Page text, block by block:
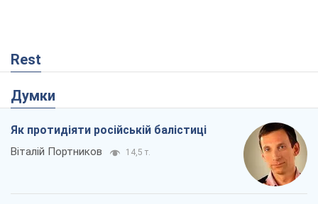
Rest
Думки
Як протидіяти російській балістиці
Віталій Портников 14,5 т.